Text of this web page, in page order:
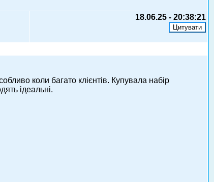
18.06.25 - 20:38:21
коли багато клієнтів. Купувала набір
ідеальні.